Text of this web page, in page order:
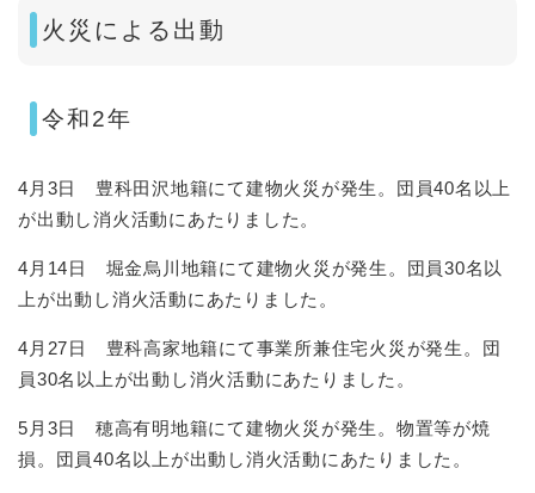
火災による出動
令和2年
4月3日 豊科田沢地籍にて建物火災が発生。団員40名以上
が出動し消火活動にあたりました。
4月14日 堀金烏川地籍にて建物火災が発生。団員30名以
上が出動し消火活動にあたりました。
4月27日 豊科高家地籍にて事業所兼住宅火災が発生。団
員30名以上が出動し消火活動にあたりました。
5月3日 穂高有明地籍にて建物火災が発生。物置等が焼
損。団員40名以上が出動し消火活動にあたりました。